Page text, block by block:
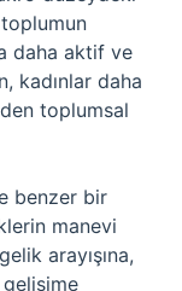
daha aktif ve
kadınlar daha
toplumsal
benzer bir
manevi
arayışına,
gelişime